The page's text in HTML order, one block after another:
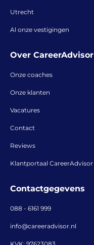
Utrecht
Al onze vestigingen
Over CareerAdvisor
Onze coaches
Onze klanten
Vacatures
Contact
Reviews
Klantportaal CareerAdvisor
Contactgegevens
088 - 6161 999
info@careeradvisor.nl